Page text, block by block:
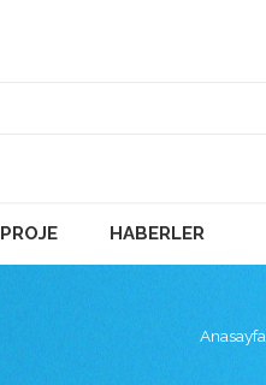
PROJE HABERLER
Anasayfa